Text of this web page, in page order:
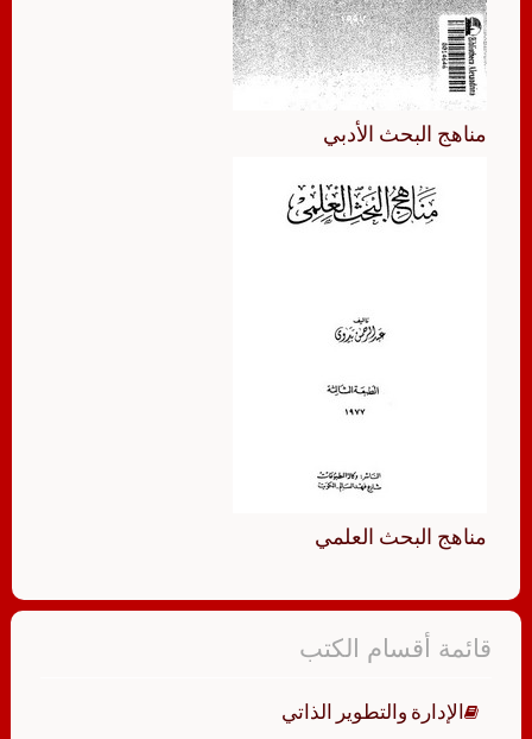
مناهج البحث الأدبي
مناهج البحث العلمي
قائمة أقسام الكتب
الإدارة والتطوير الذاتي